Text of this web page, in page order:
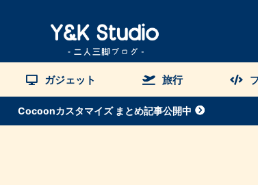
ガジェット 旅行
Cocoonカスタマイズ まとめ記事公開中